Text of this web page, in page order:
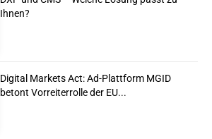
Ihnen?
Digital Markets Act: Ad-Plattform MGID
betont Vorreiterrolle der EU...